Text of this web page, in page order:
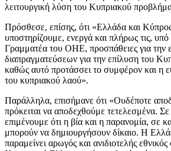
λειτουργική λύση του Κυπριακού
Πρόσθεσε, επίσης, ότι «Ελλάδα και
υποστηρίζουμε, ενεργά και πλήρως τις, υπό
Γραμματέα του ΟΗΕ, προσπάθειες για την
διαπραγματεύσεων για την επίλυση του
καθώς αυτό προτάσσει το συμφέρον και η
του κυπριακού λαού».
Παράλληλα, επισήμανε ότι «Ουδέποτε
πρόκειται να αποδεχθούμε τετελεσμένα.
επιμένουμε ότι η βία και η παρανομία, σε
μπορούν να δημιουργήσουν δίκαιο. Η
παραμείνει αρωγός και ανιδιοτελής